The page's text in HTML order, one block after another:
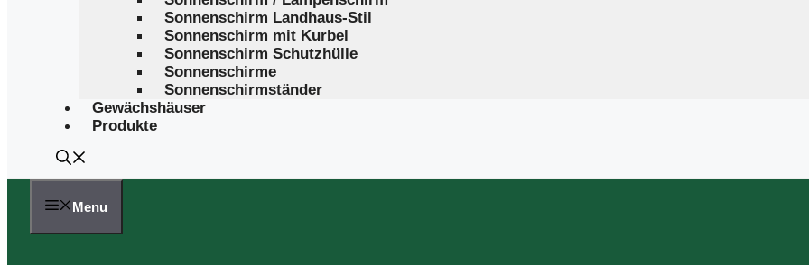
Sonnenschirm Landhaus-Stil
Sonnenschirm mit Kurbel
Sonnenschirm Schutzhülle
Sonnenschirme
Sonnenschirmständer
Gewächshäuser
Produkte
Menu